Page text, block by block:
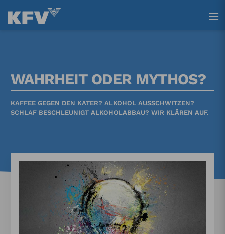
WAHRHEIT ODER MYTHOS?
KAFFEE GEGEN DEN KATER? ALKOHOL AUSSCHWITZEN?
SCHLAF BESCHLEUNIGT ALKOHOLABBAU? WIR KLÄREN AUF.